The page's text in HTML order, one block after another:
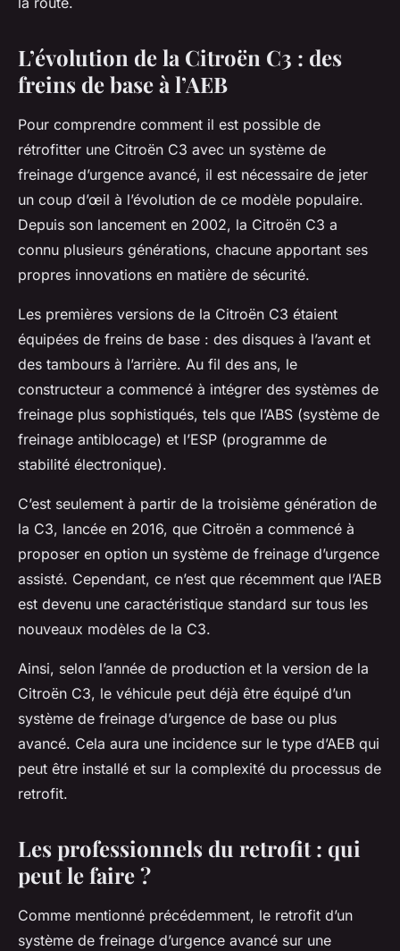
L’évolution de la Citroën C3 : des
freins de base à l’AEB
Pour comprendre comment il est possible de
rétrofitter une Citroën C3 avec un système de
freinage d’urgence avancé, il est nécessaire de jeter
un coup d’œil à l’évolution de ce modèle populaire.
Depuis son lancement en 2002, la Citroën C3 a
connu plusieurs générations, chacune apportant ses
propres innovations en matière de sécurité.
Les premières versions de la Citroën C3 étaient
équipées de freins de base : des disques à l’avant et
des tambours à l’arrière. Au fil des ans, le
constructeur a commencé à intégrer des systèmes de
freinage plus sophistiqués, tels que l’ABS (système de
freinage antiblocage) et l’ESP (programme de
stabilité électronique).
C’est seulement à partir de la troisième génération de
la C3, lancée en 2016, que Citroën a commencé à
proposer en option un système de freinage d’urgence
assisté. Cependant, ce n’est que récemment que l’AEB
est devenu une caractéristique standard sur tous les
nouveaux modèles de la C3.
Ainsi, selon l’année de production et la version de la
Citroën C3, le véhicule peut déjà être équipé d’un
système de freinage d’urgence de base ou plus
avancé. Cela aura une incidence sur le type d’AEB qui
peut être installé et sur la complexité du processus de
retrofit.
Les professionnels du retrofit : qui
peut le faire ?
Comme mentionné précédemment, le retrofit d’un
système de freinage d’urgence avancé sur une